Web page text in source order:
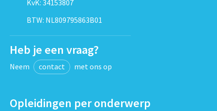
KvK: 34153807
BTW: NL809795863B01
Heb je een vraag?
Neem contact met ons op
Opleidingen per onderwerp